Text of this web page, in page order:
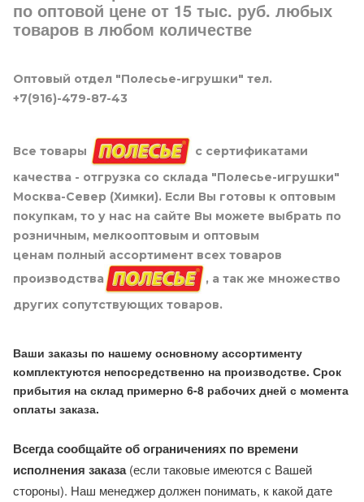
по оптовой цене от 15 тыс. руб. любых
товаров в любом количестве
Оптовый отдел "Полесье-игрушки" тел.
+7(916)-479-87-43
Все товары
с сертификатами
качества - отгрузка со склада "Полесье-игрушки"
Москва-Север (Химки). Если Вы готовы к оптовым
покупкам, то у нас на сайте Вы можете выбрать по
розничным, мелкооптовым и оптовым
ценам полный ассортимент всех товаров
производства
, а так же множество
других сопутствующих товаров.
Ваши заказы по нашему основному ассортименту
комплектуются непосредственно на производстве. Срок
прибытия на склад примерно 6-8 рабочих дней с момента
оплаты заказа.
Всегда сообщайте об ограничениях по времени
исполнения заказа(если таковые имеются с Вашей
стороны). Наш менеджер должен понимать, к какой дате